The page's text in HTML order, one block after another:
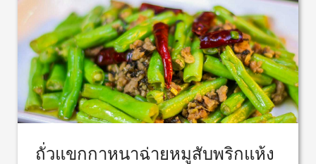
ถั่วแขกกาหนาฉ่ายหมูสับพริกแห้ง